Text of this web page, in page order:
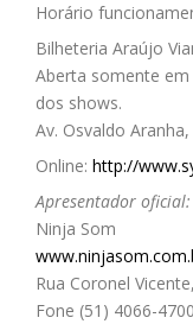
Horário
Bilheteria Araújo
Aberta somente
dos shows.
Av. Osvaldo
Online:http://
Apresentador oficial:
Ninja Som
Rua Coronel
Fone (51) 4066-4700